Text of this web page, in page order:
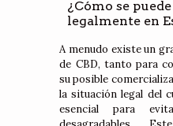
¿Cómo se
legalmente en
A menudo existe un
de CBD, tanto para
su posible
la situación legal del
esencial para